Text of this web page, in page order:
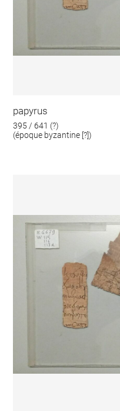
papyrus
395 / 641 (?)
(époque byzantine [?])